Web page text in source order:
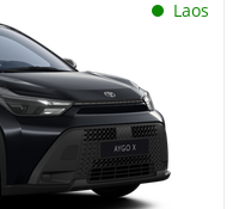
Laos